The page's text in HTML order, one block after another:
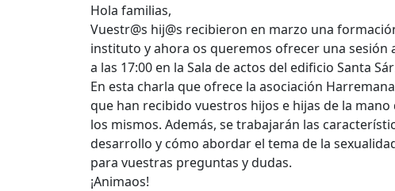
Hola familias,
Vuestr@s hij@s recibieron en marzo una
instituto y ahora os queremos ofrecer una sesión
a las 17:00 en la Sala de actos del edificio Santa
En esta charla que ofrece la asociación
que han recibido vuestros hijos e hijas de la
los mismos. Además, se trabajarán las
desarrollo y cómo abordar el tema de la
para vuestras preguntas y dudas.
¡Animaos!